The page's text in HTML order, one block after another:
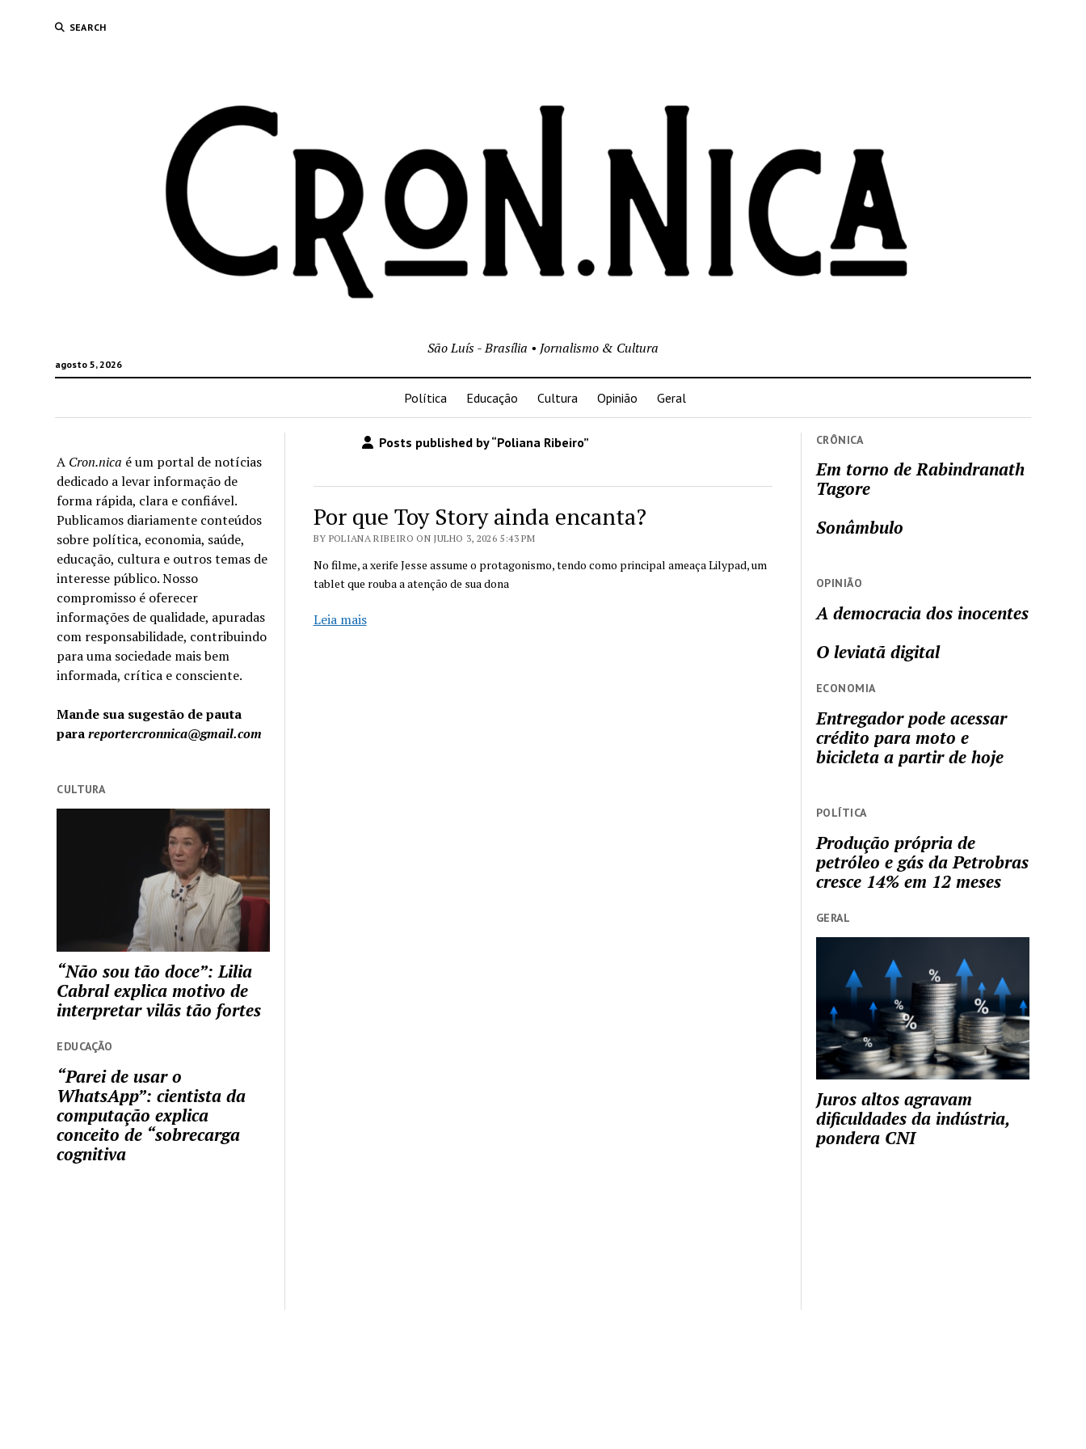
SEARCH
agosto 5, 2026
São Luís - Brasília • Jornalismo & Cultura
Política Educação Cultura Opinião Geral
A Cron.nica é um portal de notícias
dedicado a levar informação de
forma rápida, clara e confiável.
Publicamos diariamente conteúdos
sobre política, economia, saúde,
educação, cultura e outros temas de
interesse público. Nosso
compromisso é oferecer
informações de qualidade, apuradas
com responsabilidade, contribuindo
para uma sociedade mais bem
informada, crítica e consciente.
Mande sua sugestão de pauta
parareportercronnica@gmail.com
CULTURA
“Não sou tão doce”: Lilia
Cabral explica motivo de
interpretar vilãs tão fortes
EDUCAÇÃO
“Parei de usar o
WhatsApp”: cientista da
computação explica
conceito de “sobrecarga
cognitiva
Posts published by “Poliana Ribeiro”
Por que Toy Story ainda encanta?
BY POLIANA RIBEIRO ON JULHO 3, 2026 5:43 PM
No filme, a xerife Jesse assume o protagonismo, tendo como principal ameaça Lilypad, um
tablet que rouba a atenção de sua dona
Leia maisPor
CRÔNICA
Em torno de Rabindranath
Tagore
Sonâmbulo
OPINIÃO
A democracia dos inocentes
O leviatã digital
ECONOMIA
Entregador pode acessar
crédito para moto e
bicicleta a partir de hoje
POLÍTICA
Produção própria de
petróleo e gás da Petrobras
cresce 14% em 12 meses
GERAL
Juros altos agravam
dificuldades da indústria,
pondera CNI